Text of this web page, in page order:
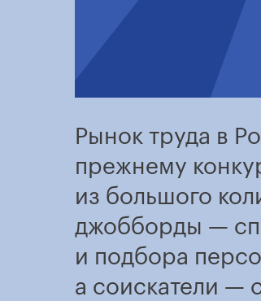
Рынок труда в
прежнему
из большого
джобборды —
и подбора
а соискатели —